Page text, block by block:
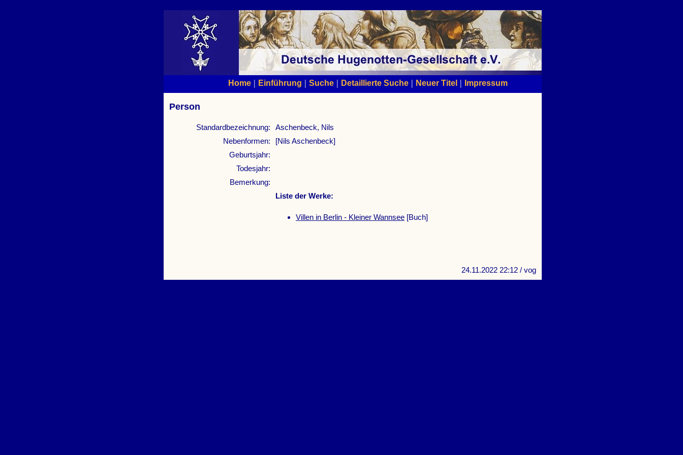
Home | Einführung | Suche | Detaillierte Suche | Neuer Titel | Impressum
Person
Standardbezeichnung:
Aschenbeck, Nils
Nebenformen:
[Nils Aschenbeck]
Geburtsjahr:
Todesjahr:
Bemerkung:
Liste der Werke:
Villen in Berlin - Kleiner Wannsee [Buch]
24.11.2022 22:12 / vog